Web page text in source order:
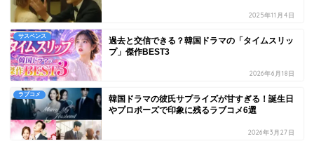
2025年11月4日
サスペンス
過去と交信できる？韓国ドラマの「タイムスリッ
プ」傑作BEST3
2026年6月18日
ラブコメ
韓国ドラマの彼氏サプライズが甘すぎる！誕生日
やプロポーズで印象に残るラブコメ6選
2026年3月27日